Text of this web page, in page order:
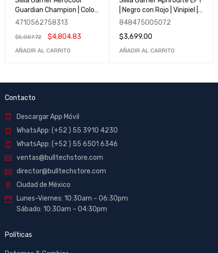
Guardian Champion | Color
Negro | Nivel Gamer
4710562758313
$5,057.72 $4,804.83
AÑADIR AL CARRITO
| Negro con Rojo | Vinipiel |
Nivel Gamer
848475005072
$3,699.00
AÑADIR AL CARRITO
Contacto
Descargar App Móvil
WhatsApp: (+52 ) 55 3910 4230
WhatsApp: (+52 ) 55 6501 6346
ventas@bulltechstore.com
director@bulltechstore.com
Ciudad de México
Lunes-Viernes: 10:30am – 06:30pm
Sábado: 10:30am – 04:30pm
Políticas